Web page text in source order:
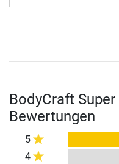
BodyCraft Super
Bewertungen
5
4